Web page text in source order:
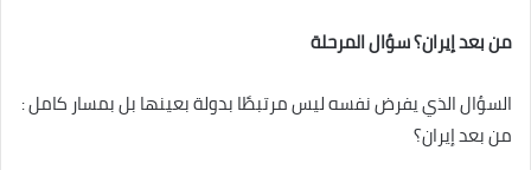
من بعد إيران؟ سؤال المرحلة
السؤال الذي يفرض نفسه ليس مرتبطًا بدولة بعينها بل بمسار كامل :
من بعد إيران؟